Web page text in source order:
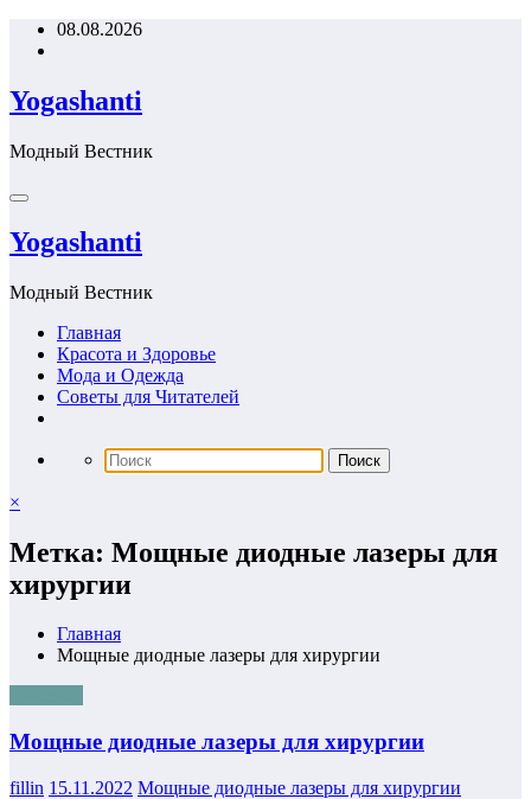
Перейти08.08.2026
Yogashanti
Модный Вестник
Yogashanti
Модный Вестник
Главная
Красота и Здоровье
Мода и Одежда
Советы для Читателей
×
Метка: Мощные диодные лазеры для
хирургии
Главная
Мощные диодные лазеры для хирургии
Мощные диодные лазеры для хирургии
fillin 15.11.2022 Мощные диодные лазеры для хирургии